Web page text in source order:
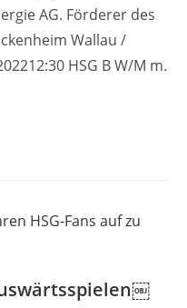
AG. Förderer des
Wallau /
HSG B W/M m.